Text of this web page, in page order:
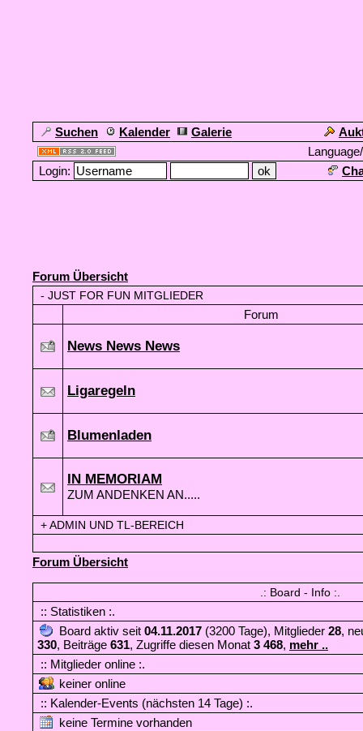
Suchen Kalender Galerie
Login:
Forum Übersicht
- JUST FOR FUN MITGLIEDER
Forum
News News News
Ligaregeln
Blumenladen
IN MEMORIAM
ZUM ANDENKEN AN.....
+ADMIN UND TL-BEREICH
Forum Übersicht
.: Board - Info :.
:: Statistiken :.
Board aktiv seit 04.11.2017 (3200 Tage), Mitglieder 28,
330, Beiträge 631, Zugriffe diesen Monat 3 468, mehr ..
:: Mitglieder online :.
keiner online
:: Kalender-Events (nächsten 14 Tage) :.
keine Termine vorhanden